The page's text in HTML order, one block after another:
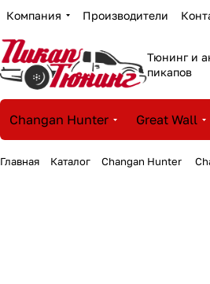
Компания Производители
Тюнинг и
пикапов
Changan Hunter Great Wall
Главная Каталог Changan Hunter